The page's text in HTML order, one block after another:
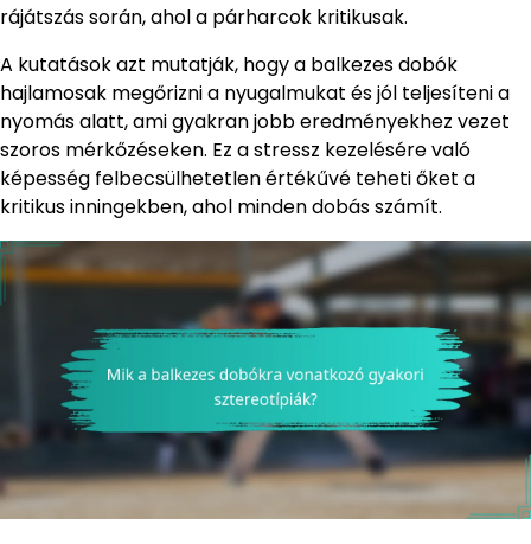
rájátszás során, ahol a párharcok kritikusak.
A kutatások azt mutatják, hogy a balkezes dobók
hajlamosak megőrizni a nyugalmukat és jól teljesíteni a
nyomás alatt, ami gyakran jobb eredményekhez vezet
szoros mérkőzéseken. Ez a stressz kezelésére való
képesség felbecsülhetetlen értékűvé teheti őket a
kritikus inningekben, ahol minden dobás számít.